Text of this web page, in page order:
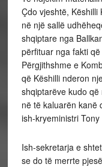
Çdo vjeshtë, Këshilli
në një sallë
shqiptare nga
përfituar nga fakti
Përgjithshme e
që Këshilli nderon
shqiptarëve kudo
në të kaluarën kanë
ish-kryeministri Tony
Ish-sekretarja e
se do të merrte